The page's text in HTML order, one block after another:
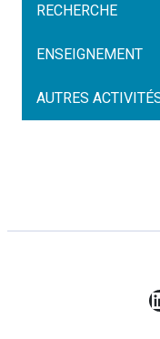
RECHERCHE
ENSEIGNEMENT
AUTRES